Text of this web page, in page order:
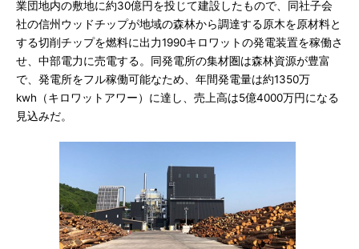
業団地内の敷地に約30億円を投じて建設したもので、同社子会
社の信州ウッドチップが地域の森林から調達する原木を原材料と
する切削チップを燃料に出力1990キロワットの発電装置を稼働さ
せ、中部電力に売電する。同発電所の集材圏は森林資源が豊富
で、発電所をフル稼働可能なため、年間発電量は約1350万
kwh（キロワットアワー）に達し、売上高は5億4000万円になる
見込みだ。